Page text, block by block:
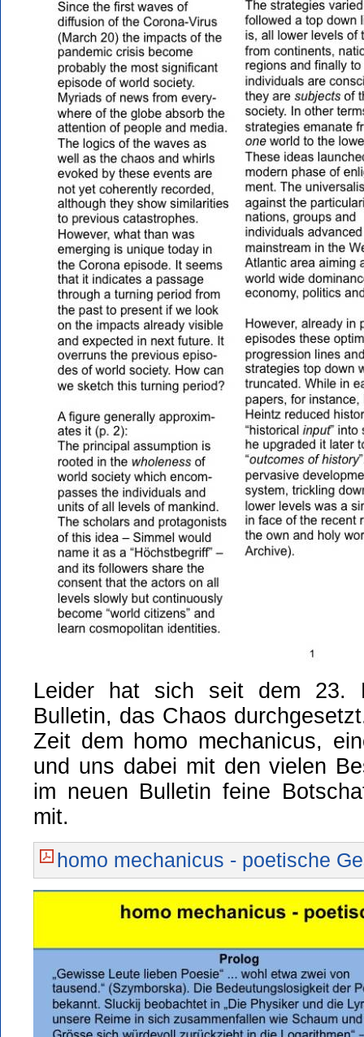
Leider hat sich seit dem 23.
Bulletin, das Chaos
Zeit dem homo mechanicus,
und uns dabei mit den vielen
im neuen Bulletin feine
mit.
homo mechanicus - poetische